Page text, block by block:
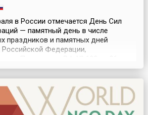
в России отмечается День Сил
— памятный день в числе
праздников и памятных дней
Федерации,
специальных операций
Федерации (ССО ВС
специально обученная,
хорошо экипи...